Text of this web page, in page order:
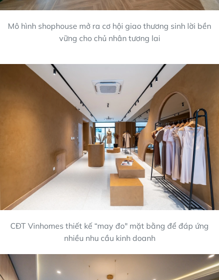
Mô hình shophouse mở ra cơ hội giao thương sinh lời bền
vững cho chủ nhân tương lai
CĐT Vinhomes thiết kế “may đo" mặt bằng để đáp ứng
nhiều nhu cầu kinh doanh